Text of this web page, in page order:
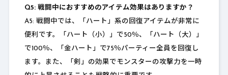
Q5: 戦闘中におすすめのアイテム効果はありますか？
A5: 戦闘中では、「ハート」系の回復アイテムが非常に
便利です。「ハート（小）」で50％、「ハート（大）」
で100％、「金ハート」で75％パーティー全員を回復し
ます。また、「剣」の効果でモンスターの攻撃力を一時